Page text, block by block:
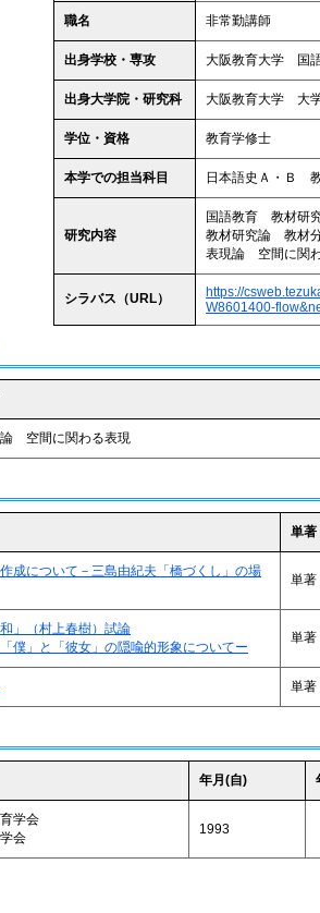
職名 非常勤講師
出身学校・専攻 大阪教育大学 国
出身大学院・研究科 大阪教育大学 大
学位・資格 教育学修士
本学での担当科目 日本語史Ａ・Ｂ
研究内容
国語教育 教材研
教材研究論 教材
表現論 空間に関
シラバス（URL）
https://
W8601400-
空間に関わる表現
単著
作成について－三島由紀夫「橋づくし」の場
単著
和」（村上春樹）試論
僕」と「彼女」の隠喩的形象についてー
単著
単著
年月(自)
学会
会
1993